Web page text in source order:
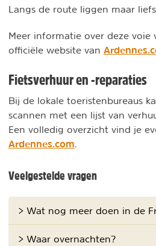
Langs de route liggen maar
Meer informatie over deze voie
officiële website van
Fietsverhuur en -reparaties
Bij de lokale toeristenbureaus
scannen met een lijst van
Een volledig overzicht vind je
Ardennes.com
Veelgestelde vragen
> Wat nog meer doen in de
> Waar overnachten?